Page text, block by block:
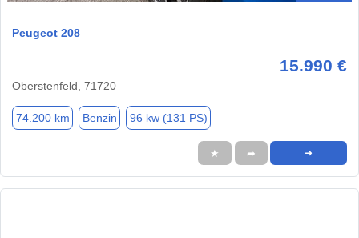
Peugeot 208
15.990 €
Oberstenfeld, 71720
74.200 km Benzin 96 kw (131 PS)
★ ➦ ➜